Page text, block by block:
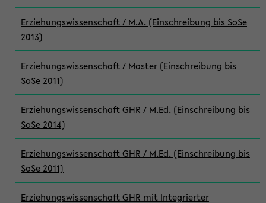
Erziehungswissenschaft / M.A. (Einschreibung bis SoSe
2013)
Erziehungswissenschaft / Master (Einschreibung bis
SoSe 2011)
Erziehungswissenschaft GHR / M.Ed. (Einschreibung bis
SoSe 2014)
Erziehungswissenschaft GHR / M.Ed. (Einschreibung bis
SoSe 2011)
Erziehungswissenschaft GHR mit Integrierter